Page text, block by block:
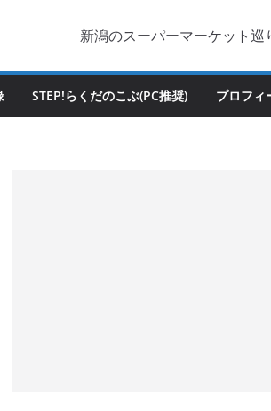
新潟のスーパーマーケット巡
STEP!らくだのこぶ(PC推奨) プロフィ